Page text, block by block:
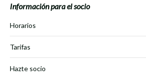
Información para el socio
Horarios
Tarifas
Hazte socio